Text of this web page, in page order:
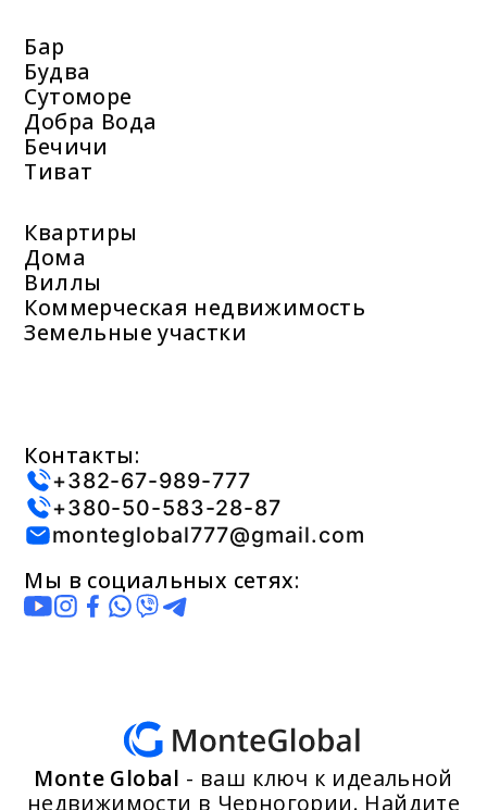
Бар
Будва
Сутоморе
Добра Вода
Бечичи
Тиват
Квартиры
Дома
Виллы
Коммерческая недвижимость
Земельные участки
Контакты:
+382-67-989-777
+380-50-583-28-87
monteglobal777@gmail.com
Мы в социальных сетях:
Monte Global - ваш ключ к идеальной
недвижимости в Черногории. Найдите